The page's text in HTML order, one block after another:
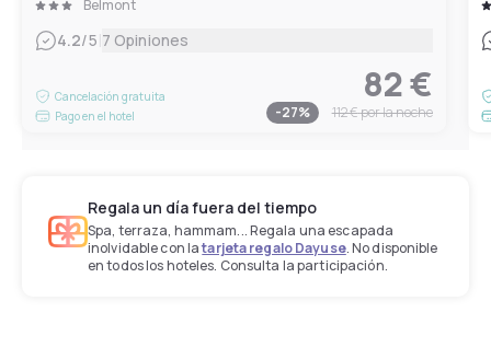
Belmont
4.2/5|7 Opiniones
Cancelación gratuita
Pago en el hotel
82 €
-27% 112 €por la noche
Regala un día fuera del tiempo
Spa, terraza, hammam... Regala una escapada
inolvidable con latarjeta regalo Dayuse. No disponible
en todos los hoteles. Consulta la participación.